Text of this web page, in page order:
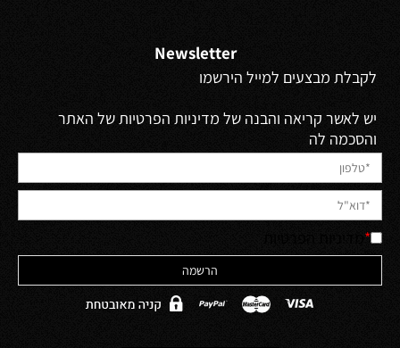
Newsletter
לקבלת מבצעים למייל הירשמו
יש לאשר קריאה והבנה של מדיניות הפרטיות של האתר
והסכמה לה
*